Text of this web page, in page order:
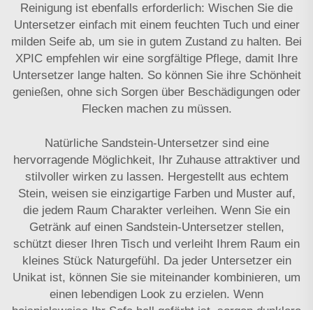
Reinigung ist ebenfalls erforderlich: Wischen Sie die
Untersetzer einfach mit einem feuchten Tuch und einer
milden Seife ab, um sie in gutem Zustand zu halten. Bei
XPIC empfehlen wir eine sorgfältige Pflege, damit Ihre
Untersetzer lange halten. So können Sie ihre Schönheit
genießen, ohne sich Sorgen über Beschädigungen oder
Flecken machen zu müssen.
Natürliche Sandstein-Untersetzer sind eine
hervorragende Möglichkeit, Ihr Zuhause attraktiver und
stilvoller wirken zu lassen. Hergestellt aus echtem
Stein, weisen sie einzigartige Farben und Muster auf,
die jedem Raum Charakter verleihen. Wenn Sie ein
Getränk auf einen Sandstein-Untersetzer stellen,
schützt dieser Ihren Tisch und verleiht Ihrem Raum ein
kleines Stück Naturgefühl. Da jeder Untersetzer ein
Unikat ist, können Sie sie miteinander kombinieren, um
einen lebendigen Look zu erzielen. Wenn